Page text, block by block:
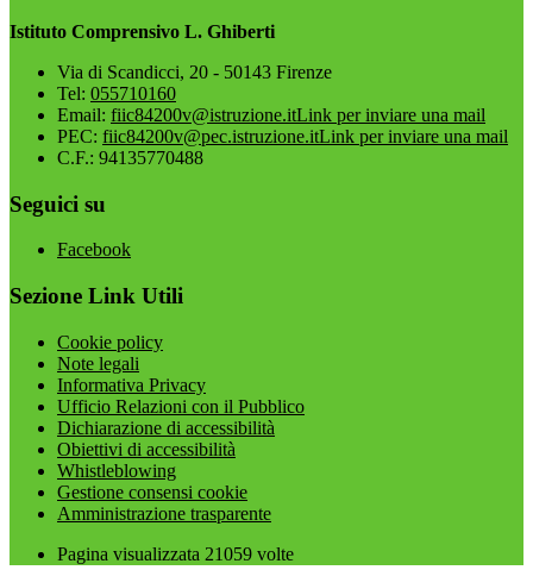
Istituto Comprensivo L. Ghiberti
Via di Scandicci, 20 - 50143 Firenze
Tel: 055710160
Email: fiic84200v@istruzione.itLink per inviare una mail
PEC: fiic84200v@pec.istruzione.itLink per inviare una mail
C.F.: 94135770488
Seguici su
Facebook
Sezione Link Utili
Cookie policy
Note legali
Informativa Privacy
Ufficio Relazioni con il Pubblico
Dichiarazione di accessibilità
Obiettivi di accessibilità
Whistleblowing
Gestione consensi cookie
Amministrazione trasparente
Pagina visualizzata 21059 volte